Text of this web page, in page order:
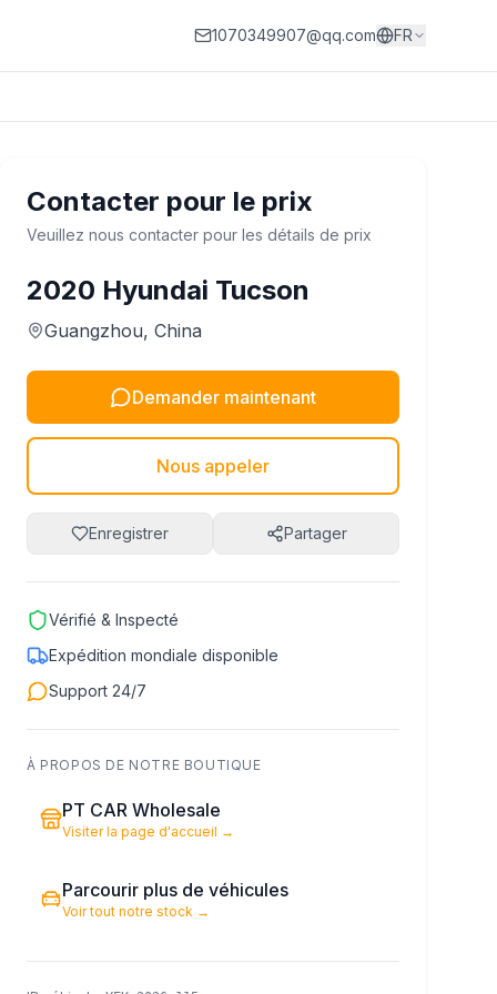
1070349907@qq.com FR
Contacter pour le prix
Veuillez nous contacter pour les détails de prix
2020 Hyundai Tucson
Guangzhou, China
Demander maintenant
Nous appeler
Enregistrer Partager
Vérifié & Inspecté
Expédition mondiale disponible
Support 24/7
À PROPOS DE NOTRE BOUTIQUE
PT CAR Wholesale
Visiter la page d'accueil →
Parcourir plus de véhicules
Voir tout notre stock →